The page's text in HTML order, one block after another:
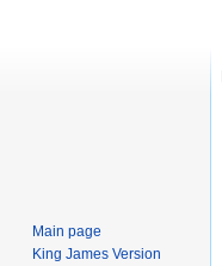
Main page
King James Version